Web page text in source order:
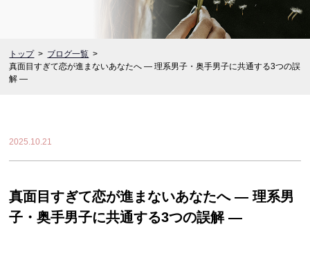
トップ
ブログ一覧
真面目すぎて恋が進まないあなたへ ― 理系男子・奥手男子に共通する3つの誤
解 ―
2025.10.21
真面目すぎて恋が進まないあなたへ ― 理系男
子・奥手男子に共通する3つの誤解 ―